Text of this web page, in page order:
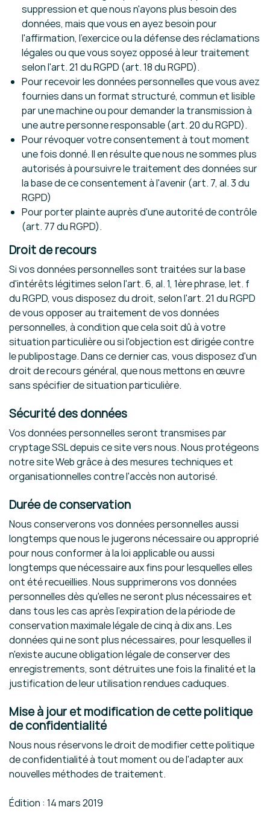
suppression et que nous n'ayons plus besoin des
données, mais que vous en ayez besoin pour
l'affirmation, l'exercice ou la défense des réclamations
légales ou que vous soyez opposé à leur traitement
selon l'art. 21 du RGPD (art. 18 du RGPD).
Pour recevoir les données personnelles que vous avez
fournies dans un format structuré, commun et lisible
par une machine ou pour demander la transmission à
une autre personne responsable (art. 20 du RGPD).
Pour révoquer votre consentement à tout moment
une fois donné. Il en résulte que nous ne sommes plus
autorisés à poursuivre le traitement des données sur
la base de ce consentement à l'avenir (art. 7, al. 3 du
RGPD)
Pour porter plainte auprès d'une autorité de contrôle
(art. 77 du RGPD).
Droit de recours
Si vos données personnelles sont traitées sur la base
d'intérêts légitimes selon l'art. 6, al. 1, 1ère phrase, let. f
du RGPD, vous disposez du droit, selon l'art. 21 du RGPD
de vous opposer au traitement de vos données
personnelles, à condition que cela soit dû à votre
situation particulière ou si l'objection est dirigée contre
le publipostage. Dans ce dernier cas, vous disposez d'un
droit de recours général, que nous mettons en œuvre
sans spécifier de situation particulière.
Sécurité des données
Vos données personnelles seront transmises par
cryptage SSL depuis ce site vers nous. Nous protégeons
notre site Web grâce à des mesures techniques et
organisationnelles contre l'accès non autorisé.
Durée de conservation
Nous conserverons vos données personnelles aussi
longtemps que nous le jugerons nécessaire ou approprié
pour nous conformer à la loi applicable ou aussi
longtemps que nécessaire aux fins pour lesquelles elles
ont été recueillies. Nous supprimerons vos données
personnelles dès qu'elles ne seront plus nécessaires et
dans tous les cas après l'expiration de la période de
conservation maximale légale de cinq à dix ans. Les
données qui ne sont plus nécessaires, pour lesquelles il
n'existe aucune obligation légale de conserver des
enregistrements, sont détruites une fois la finalité et la
justification de leur utilisation rendues caduques.
Mise à jour et modification de cette politique
de confidentialité
Nous nous réservons le droit de modifier cette politique
de confidentialité à tout moment ou de l'adapter aux
nouvelles méthodes de traitement.
Édition : 14 mars 2019